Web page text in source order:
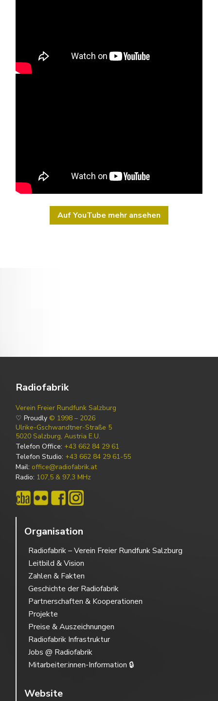
Auf YouTube mehr ansehen
Radiofabrik
Verein Freier Rundfunk Salzburg
♡ Proudly © 1998 – 2026
Ulrike-Gschwandtner-Straße 5
5020 Salzburg, Austria E.U.
Telefon Office: +43 662 84 29 61
Telefon Studio: +43 662 84 29 61-55
Mail: office@radiofabrik.at
Radio: 107,5 & 97,3 MHz
Organisation
Radiofabrik – Verein Freier Rundfunk Salzburg
Leitbild & Vision
Zahlen & Fakten
Geschichte der Radiofabrik
Partnerschaften & Kooperationen
Projekte
Preise & Auszeichnungen
Radiofabrik Infrastruktur
Jobs @ Radiofabrik
Mitarbeiter:innen-Information 🔒
Website